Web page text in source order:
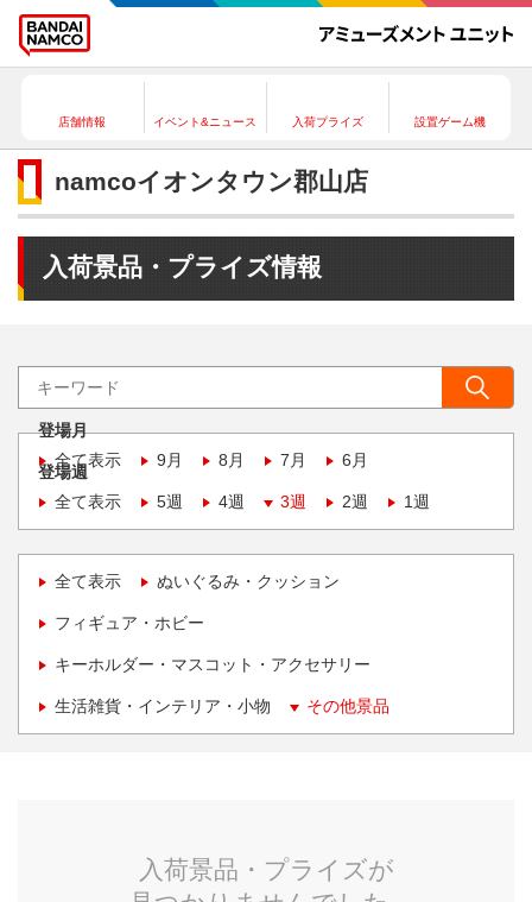
店舗情報 イベント&ニュース 入荷プライズ 設置ゲーム機
namcoイオンタウン郡山店
入荷景品・プライズ情報
登場月
全て表示
9月 8月 7月 6月
登場週
全て表示
5週 4週 3週 2週 1週
全て表示 ぬいぐるみ・クッション
フィギュア・ホビー
キーホルダー・マスコット・アクセサリー
生活雑貨・インテリア・小物 その他景品